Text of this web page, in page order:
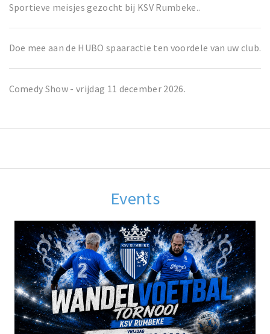
Sportieve meisjes gezocht bij KSV Rumbeke..
Doe mee aan de HUBO spaaractie ten voordele van uw club.
Comedy Show - vrijdag 11 december 2026.
Events